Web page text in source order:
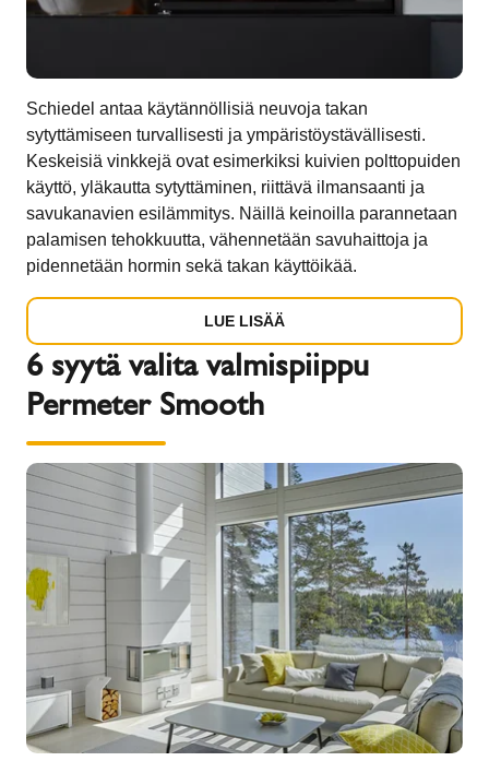
Schiedel antaa käytännöllisiä neuvoja takan
sytyttämiseen turvallisesti ja ympäristöystävällisesti.
Keskeisiä vinkkejä ovat esimerkiksi kuivien polttopuiden
käyttö, yläkautta sytyttäminen, riittävä ilmansaanti ja
savukanavien esilämmitys. Näillä keinoilla parannetaan
palamisen tehokkuutta, vähennetään savuhaittoja ja
pidennetään hormin sekä takan käyttöikää.
LUE LISÄÄ
6 syytä valita valmispiippu
Permeter Smooth